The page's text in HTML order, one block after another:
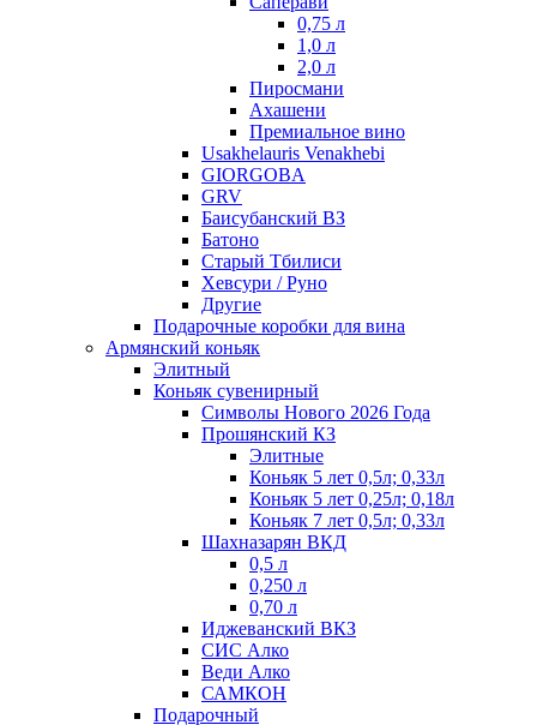
0,75 л
1,0 л
2,0 л
Пиросмани
Ахашени
Премиальное вино
Usakhelauris Venakhebi
GIORGOBA
GRV
Баисубанский ВЗ
Батоно
Старый Тбилиси
Хевсури / Руно
Другие
Подарочные коробки для вина
Армянский коньяк
Элитный
Коньяк сувенирный
Символы Нового 2026 Года
Прошянский КЗ
Элитные
Коньяк 5 лет 0,5л; 0,33л
Коньяк 5 лет 0,25л; 0,18л
Коньяк 7 лет 0,5л; 0,33л
Шахназарян ВКД
0,5 л
0,250 л
0,70 л
Иджеванский ВКЗ
СИС Алко
Веди Алко
САМКОН
Подарочный